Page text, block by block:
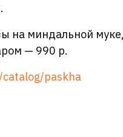
на миндальной
— 990 р.
paskha